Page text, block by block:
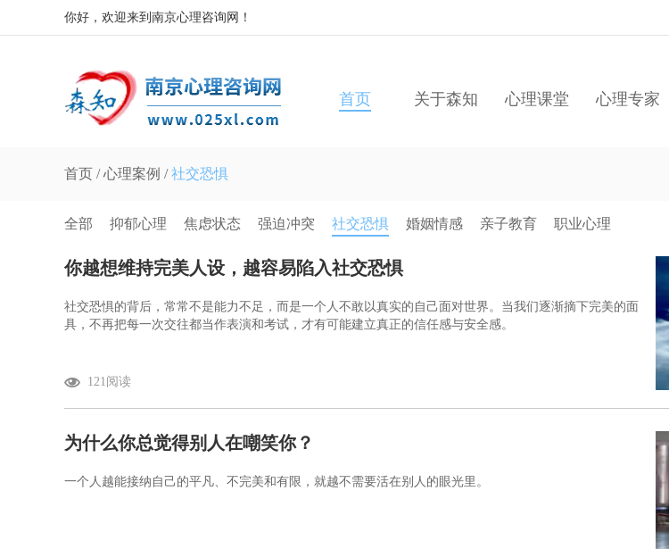
你好，欢迎来到南京心理咨询网！
首页 关于森知 心理课堂 心理专家
首页 /心理案例 /社交恐惧
全部 抑郁心理 焦虑状态 强迫冲突 社交恐惧 婚姻情感 亲子教育 职业心理
你越想维持完美人设，越容易陷入社交恐惧
社交恐惧的背后，常常不是能力不足，而是一个人不敢以真实的自己面对世界。当我们逐渐摘下完美的面
具，不再把每一次交往都当作表演和考试，才有可能建立真正的信任感与安全感。
121阅读
为什么你总觉得别人在嘲笑你？
一个人越能接纳自己的平凡、不完美和有限，就越不需要活在别人的眼光里。